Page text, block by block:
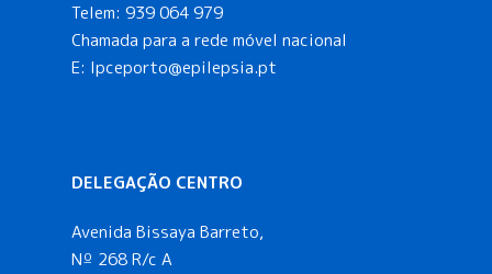
Telem: 939 064 979
Chamada para a rede móvel nacional
E: lpceporto@epilepsia.pt
DELEGAÇÃO CENTRO
Avenida Bissaya Barreto,
Nº 268 R/c A